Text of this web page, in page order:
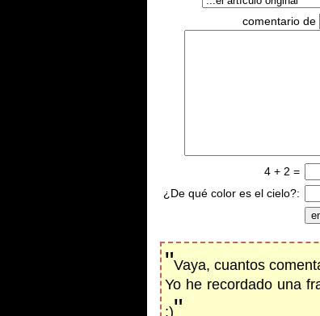
comentario de
4 + 2 =
¿De qué color es el cielo?:
"Vaya, cuantos
Yo he recordado una
;)"